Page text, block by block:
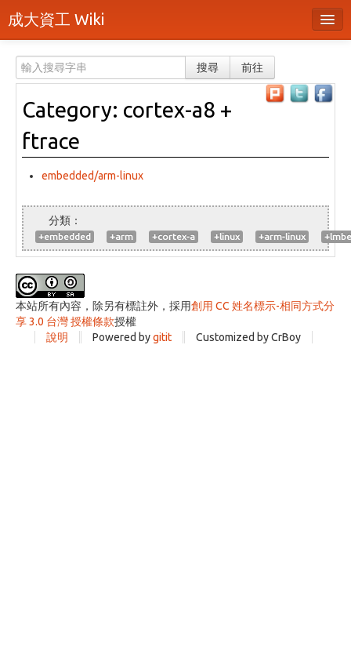
成大資工 Wiki
分類
隨機頁面
最近活動
上傳檔案
登入 / 註冊帳號
搜尋 前往
Category: cortex-a8 +
ftrace
embedded/arm-linux
+embedded +arm +cortex-a +linux +arm-linux
本站所有內容，除另有標註外，採用創用 CC 姓名標示-相同方式分
享 3.0 台灣 授權條款授權
說明
Powered bygitit Customized by CrBoy